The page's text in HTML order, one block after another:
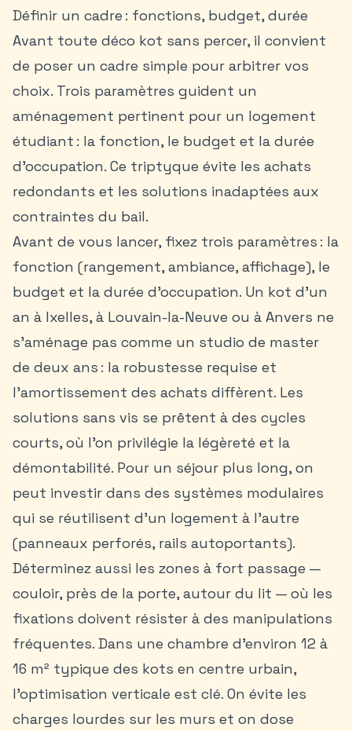
Définir un cadre : fonctions, budget, durée
Avant toute déco kot sans percer, il convient
de poser un cadre simple pour arbitrer vos
choix. Trois paramètres guident un
aménagement pertinent pour un logement
étudiant : la fonction, le budget et la durée
d’occupation. Ce triptyque évite les achats
redondants et les solutions inadaptées aux
contraintes du bail.
Avant de vous lancer, fixez trois paramètres : la
fonction (rangement, ambiance, affichage), le
budget et la durée d’occupation. Un kot d’un
an à Ixelles, à Louvain-la-Neuve ou à Anvers ne
s’aménage pas comme un studio de master
de deux ans : la robustesse requise et
l’amortissement des achats diffèrent. Les
solutions sans vis se prêtent à des cycles
courts, où l’on privilégie la légèreté et la
démontabilité. Pour un séjour plus long, on
peut investir dans des systèmes modulaires
qui se réutilisent d’un logement à l’autre
(panneaux perforés, rails autoportants).
Déterminez aussi les zones à fort passage —
couloir, près de la porte, autour du lit — où les
fixations doivent résister à des manipulations
fréquentes. Dans une chambre d’environ 12 à
16 m² typique des kots en centre urbain,
l’optimisation verticale est clé. On évite les
charges lourdes sur les murs et on dose